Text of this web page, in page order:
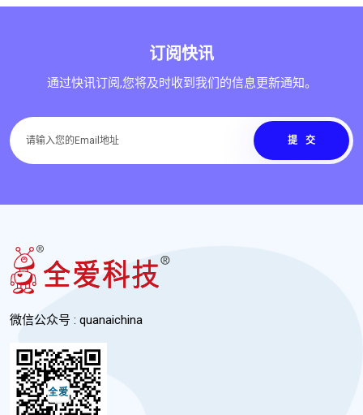
订阅快讯
通过快讯订阅,您将及时收到我们的信息更新通知。
提交
微信公众号 : quanaichina